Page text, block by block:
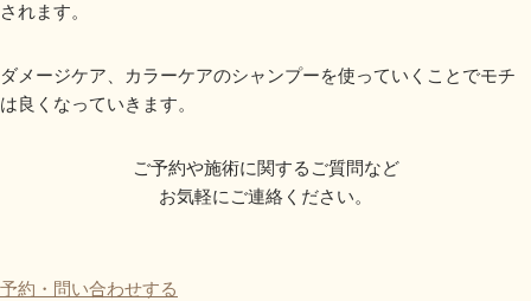
されます。
ダメージケア、カラーケアのシャンプーを使っていくことでモチ
は良くなっていきます。
ご予約や施術に関するご質問など
お気軽にご連絡ください。
予約・問い合わせする